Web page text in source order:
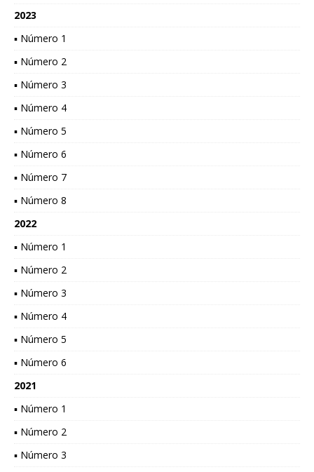
2023
▪ Número 1
▪ Número 2
▪ Número 3
▪ Número 4
▪ Número 5
▪ Número 6
▪ Número 7
▪ Número 8
2022
▪ Número 1
▪ Número 2
▪ Número 3
▪ Número 4
▪ Número 5
▪ Número 6
2021
▪ Número 1
▪ Número 2
▪ Número 3